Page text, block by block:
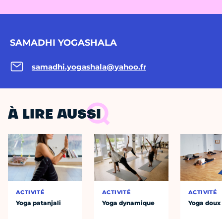
SAMADHI YOGASHALA
samadhi.yogashala@yahoo.fr
À LIRE AUSSI
ACTIVITÉ
Yoga patanjali
ACTIVITÉ
Yoga dynamique
ACTIVITÉ
Yoga doux